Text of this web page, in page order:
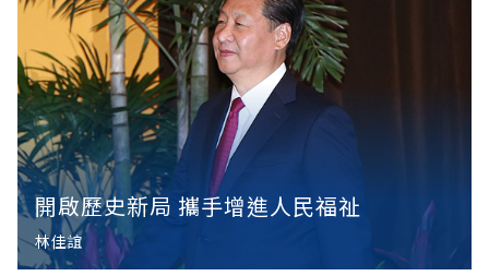
開啟歷史新局 攜手增進人民福祉
林佳誼